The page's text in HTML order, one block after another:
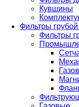
Кувшины
Фильтры грубой
Фильтры